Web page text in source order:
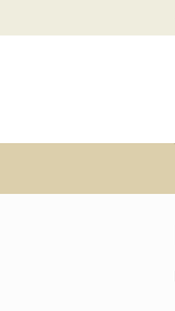
til